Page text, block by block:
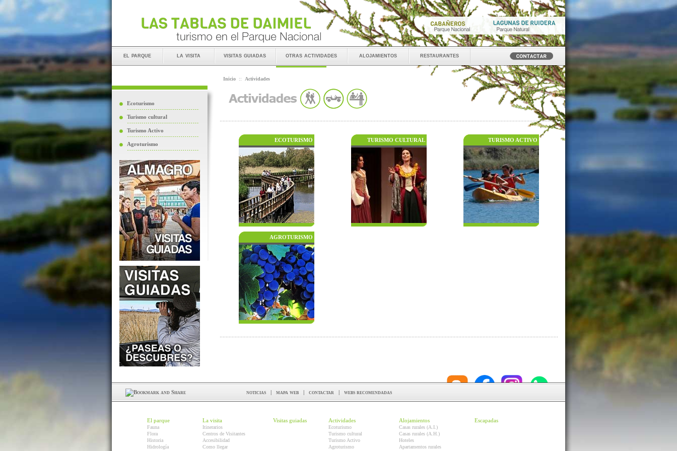
el parque la visita visitas guiadas otras actividades alojamientos restaurantes
Ecoturismo
Turismo cultural
Turismo Activo
Agroturismo
Inicio :: Actividades
ECOTURISMO TURISMO CULTURAL TURISMO ACTIVO
AGROTURISMO
noticias | mapa web | contactar | webs recomendadas
El parque
Fauna
Flora
Historia
Hidrología
La visita
Itinerarios
Centros de Visitantes
Accesibilidad
Como llegar
Visitas guiadas Actividades
Ecoturismo
Turismo cultural
Turismo Activo
Agroturismo
Alojamientos
Casas rurales (A.I.)
Casas rurales (A.H.)
Hoteles
Apartamentos rurales
Escapadas